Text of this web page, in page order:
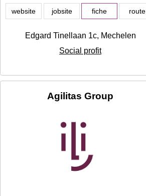
website jobsite fiche route
Edgard Tinellaan 1c, Mechelen
Social profit
Agilitas Group